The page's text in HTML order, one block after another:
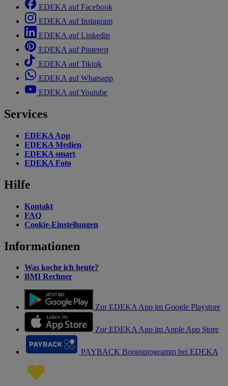
EDEKA auf Facebook
EDEKA auf Instagram
EDEKA auf Linkedin
EDEKA auf Pinterest
EDEKA auf Tiktok
EDEKA auf Whatsapp
EDEKA auf Youtube
Services
EDEKA App
EDEKA Medien
EDEKA smart
EDEKA Foto
Hilfe
Kontakt
FAQ
Cookie-Einstellungen
Informationen
Was koche ich heute?
BMI Rechner
Zur EDEKA App im Google Playstore
Zur EDEKA App im Apple App Store
PAYBACK Bonusprogramm bei EDEKA